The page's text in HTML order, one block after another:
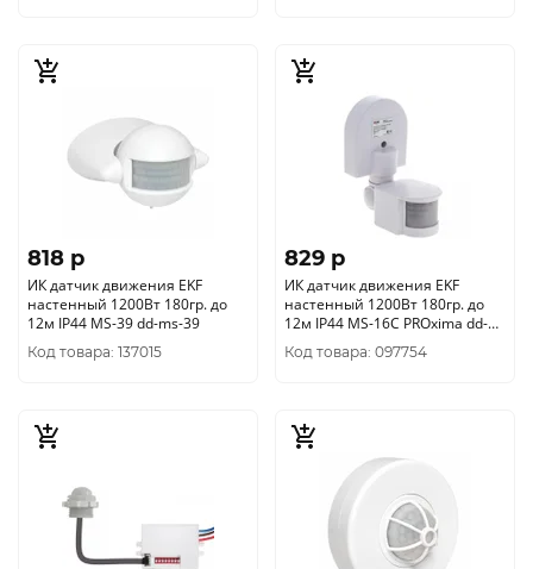
818 p
ИК датчик движения EKF
настенный 1200Вт 180гр. до
12м IP44 MS-39 dd-ms-39
Код товара: 137015
829 p
ИК датчик движения EKF
настенный 1200Вт 180гр. до
12м IP44 MS-16C PROxima dd-
ms-16C
Код товара: 097754